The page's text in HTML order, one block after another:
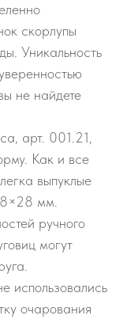
скорлупы
Уникальность
не найдете
арт. 001.21,
Как и все
выпуклые
мм.
ручного
могут
использовались
очарования